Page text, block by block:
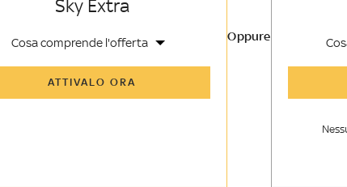
Sky Extra
Cosa comprende l'offerta
Sky Sport Insider
ATTIVALO ORA
Oppure